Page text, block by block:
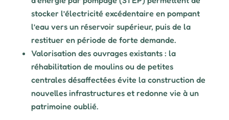
stocker l’électricité excédentaire en pompant
l’eau vers un réservoir supérieur, puis de la
restituer en période de forte demande.
Valorisation des ouvrages existants : la
réhabilitation de moulins ou de petites
centrales désaffectées évite la construction de
nouvelles infrastructures et redonne vie à un
patrimoine oublié.